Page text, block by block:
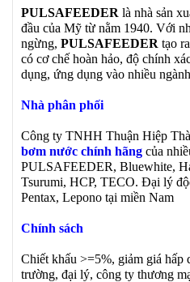
PULSAFEEDER là nhà sản
đầu của Mỹ từ nằm 1940. Với
ngừng, PULSAFEEDER tạo
có cơ chế hoàn hảo, độ chính
dụng, ứng dụng vào nhiều
Nhà phân phối
Công ty TNHH Thuận Hiệp
bơm nước chính hãng của
PULSAFEEDER, Bluewhite,
Tsurumi, HCP, TECO. Đại lý
Pentax, Lepono tại miền Nam
Chính sách
Chiết khấu >=5%, giảm giá hấp
trường, đại lý, công ty thương